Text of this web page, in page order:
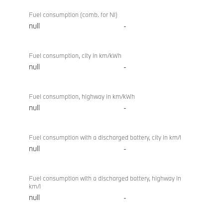
Fuel consumption (comb. for NI)
null -
Fuel consumption, city in km/kWh
null -
Fuel consumption, highway in km/kWh
null -
Fuel consumption with a discharged battery, city in km/l
null -
Fuel consumption with a discharged battery, highway in
km/l
null -